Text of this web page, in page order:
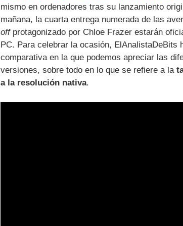
mismo en ordenadores tras su lanzamiento
mañana, la cuarta entrega numerada de las
offprotagonizado por Chloe Frazer estarán
PC. Para celebrar la ocasión, ElAnalistaDeBits
comparativa en la que podemos apreciar las
versiones, sobre todo en lo que se refiere a la
a la resolución nativa.